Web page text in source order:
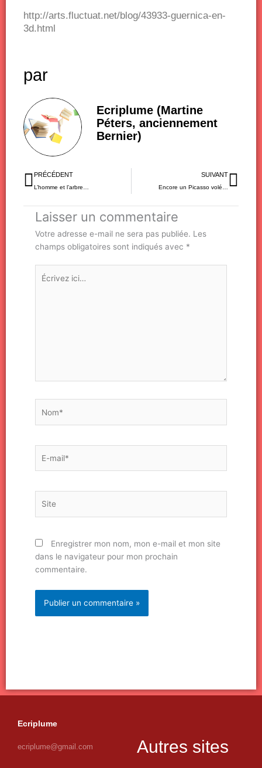
http://arts.fluctuat.net/blog/43933-guernica-en-
3d.html
par
Ecriplume (Martine
Péters, anciennement
Bernier)
Précédent
PRÉCÉDENT
L’homme et l’arbre…
SUIVANT
Encore un Picasso volé…
Laisser un commentaire
Votre adresse e-mail ne sera pas publiée. Les
champs obligatoires sont indiqués avec *
Écrivez
ici…
mail*
Enregistrer mon nom, mon e-mail et mon site
dans le navigateur pour mon prochain
commentaire.
Ecriplume
ecriplume@gmail.com Autres sites